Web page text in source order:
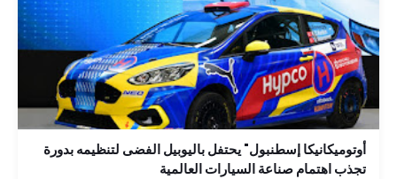
أوتوميكانيكا إسطنبول" يحتفل باليوبيل الفضى لتنظيمه بدورة
تجذب اهتمام صناعة السيارات العالمية